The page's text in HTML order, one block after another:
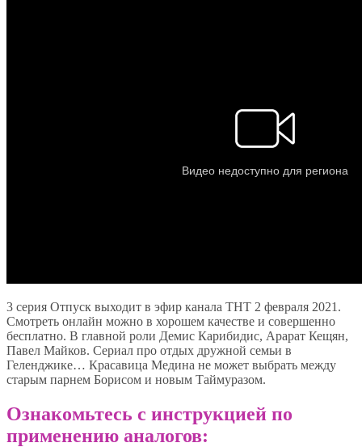
3 серия Отпуск выходит в эфир канала ТНТ 2 февраля 2021.
Смотреть онлайн можно в хорошем качестве и совершенно
бесплатно. В главной роли Демис Карибидис, Арарат Кещян,
Павел Майков. Сериал про отдых дружной семьи в
Геленджике… Красавица Медина не может выбрать между
старым парнем Борисом и новым Таймуразом.
Ознакомьтесь с инструкцией по
применению аналогов: